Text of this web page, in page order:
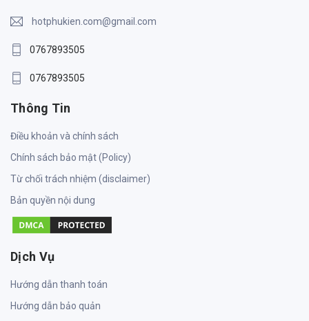
hotphukien.com@gmail.com
0767893505
0767893505
Thông Tin
Điều khoản và chính sách
Chính sách bảo mật (Policy)
Từ chối trách nhiệm (disclaimer)
Bản quyền nội dung
Dịch Vụ
Hướng dẫn thanh toán
Hướng dẫn bảo quản